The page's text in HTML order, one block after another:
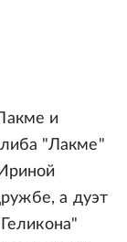
и
"Лакме"
а дуэт